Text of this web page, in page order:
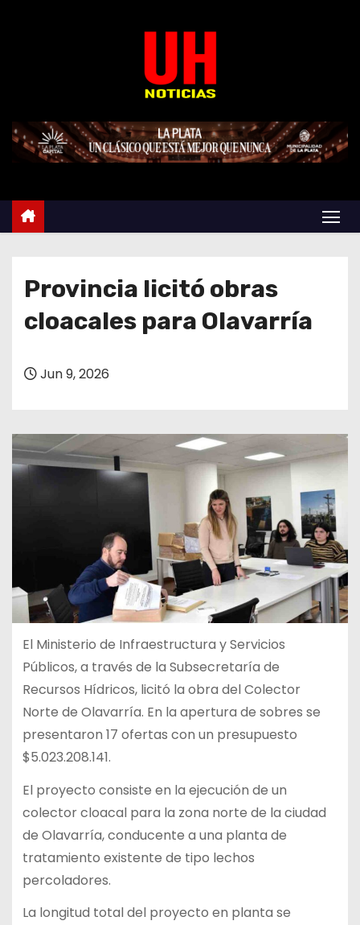
e
Provincia licitó obras
cloacales para Olavarría
Jun 9, 2026
El Ministerio de Infraestructura y Servicios
Públicos, a través de la Subsecretaría de
Recursos Hídricos, licitó la obra del Colector
Norte de Olavarría. En la apertura de sobres se
presentaron 17 ofertas con un presupuesto
$5.023.208.141.
El proyecto consiste en la ejecución de un
colector cloacal para la zona norte de la ciudad
de Olavarría, conducente a una planta de
tratamiento existente de tipo lechos
percoladores.
La longitud total del proyecto en planta se